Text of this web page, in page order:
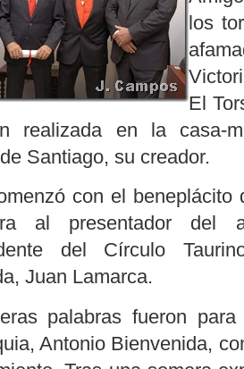
los
El
realizada en la casa-
Santiago, su creador.
con el beneplácito
al presentador del
del Círculo
Juan Lamarca.
palabras fueron
Antonio Bienvenida,